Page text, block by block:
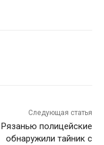
Следующая статья
полицейские
обнаружили тайник с